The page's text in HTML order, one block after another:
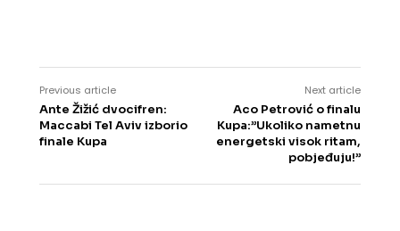
Previous article
Ante Žižić dvocifren:
Maccabi Tel Aviv izborio
finale Kupa
Next article
Aco Petrović o finalu
Kupa:”Ukoliko nametnu
energetski visok ritam,
pobjeđuju!”